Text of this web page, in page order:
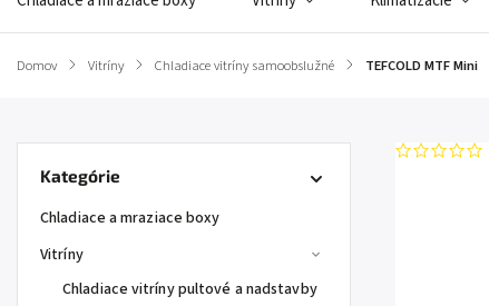
Domov / Vitríny / Chladiace vitríny samoobslužné / TEFCOLD MTF Mini
Kategórie
Chladiace a mraziace boxy
Vitríny
Chladiace vitríny pultové a nadstavby